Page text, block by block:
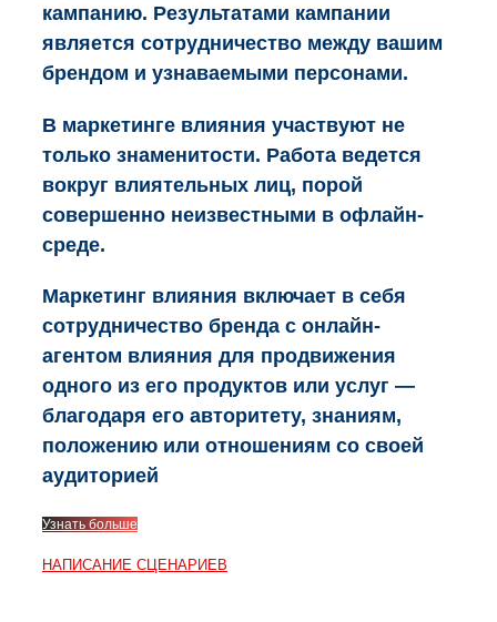
кампанию. Результатами кампании
является сотрудничество между вашим
брендом и узнаваемыми персонами.
В маркетинге влияния участвуют не
только знаменитости. Работа ведется
вокруг влиятельных лиц, порой
совершенно неизвестными в офлайн-
среде.
Маркетинг влияния включает в себя
сотрудничество бренда с онлайн-
агентом влияния для продвижения
одного из его продуктов или услуг —
благодаря его авторитету, знаниям,
положению или отношениям со своей
аудиторией
Узнать больше
НАПИСАНИЕ СЦЕНАРИЕВ